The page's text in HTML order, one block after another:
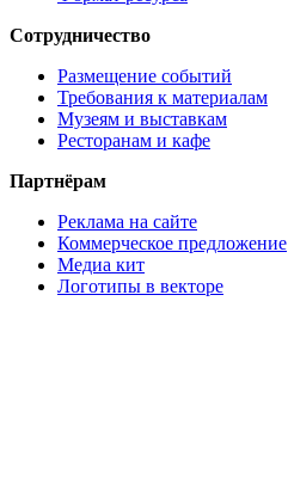
Сотрудничество
Размещение событий
Требования к материалам
Музеям и выставкам
Ресторанам и кафе
Партнёрам
Реклама на сайте
Коммерческое предложение
Медиа кит
Логотипы в векторе